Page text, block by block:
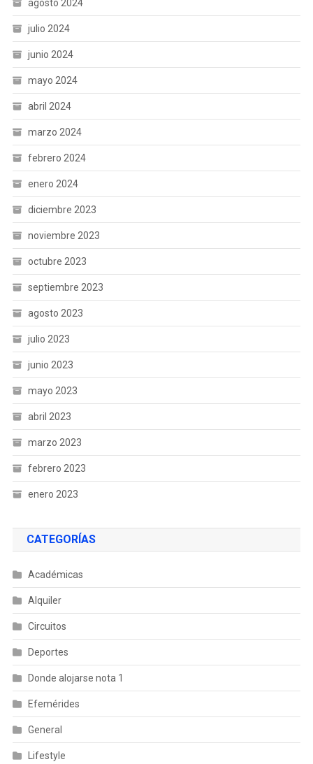
agosto 2024
julio 2024
junio 2024
mayo 2024
abril 2024
marzo 2024
febrero 2024
enero 2024
diciembre 2023
noviembre 2023
octubre 2023
septiembre 2023
agosto 2023
julio 2023
junio 2023
mayo 2023
abril 2023
marzo 2023
febrero 2023
enero 2023
CATEGORÍAS
Académicas
Alquiler
Circuitos
Deportes
Donde alojarse nota 1
Efemérides
General
Lifestyle